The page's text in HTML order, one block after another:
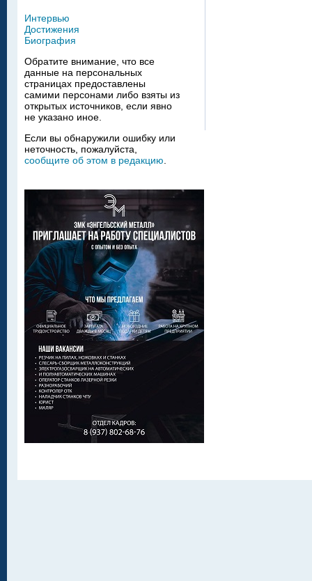
Интервью
Достижения
Биография
Обратите внимание, что все
данные на персональных
страницах предоставлены
самими персонами либо взяты из
открытых источников, если явно
не указано иное.
Если вы обнаружили ошибку или
неточность, пожалуйста,
сообщите об этом в редакцию